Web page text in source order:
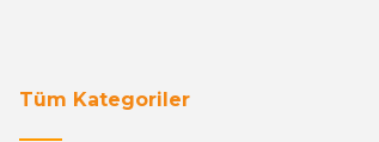
Tüm Kategoriler